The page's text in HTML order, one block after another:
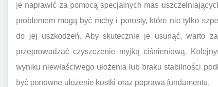
je naprawić za pomocą specjalnych mas
problemem mogą być mchy i porosty, które nie tylko
do jej uszkodzeń. Aby skutecznie je usunąć, warto
przeprowadzać czyszczenie myjką ciśnieniową.
wyniku niewłaściwego ułożenia lub braku stabilności
być ponowne ułożenie kostki oraz poprawa fundamentu.